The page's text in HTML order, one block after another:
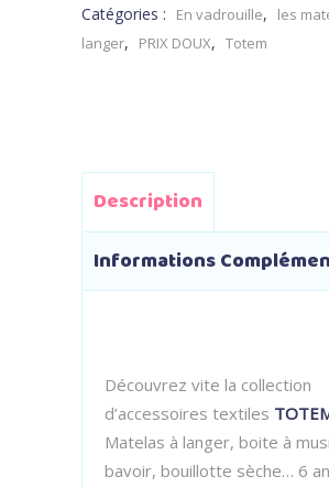
Catégories : En vadrouille,
les
langer, PRIX DOUX, Totem
Description
Informations
Découvrez vite la collection
d’accessoires textiles
Matelas à langer, boite à
bavoir, bouillotte sèche… 6